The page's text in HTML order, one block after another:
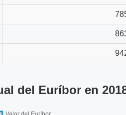
del Euríbor en